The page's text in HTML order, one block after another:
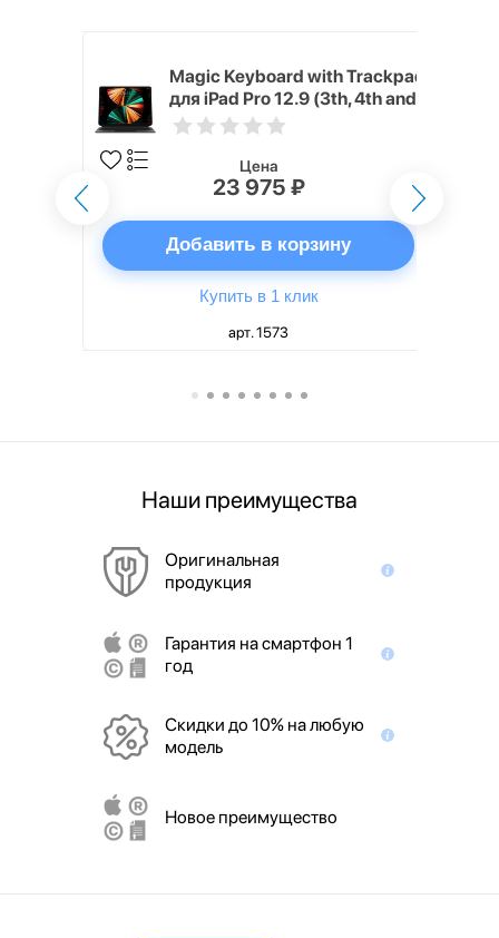
Magic Keyboard with Trackpad
для iPad Pro 12.9 (3th, 4th and
5th generation) русская,
Цена
23 975 ₽
Добавить в корзину
Купить в 1 клик
арт. 1573
Наши преимущества
Оригинальная
продукция
Гарантия на смартфон 1
год
Скидки до 10% на любую
модель
Новое преимущество